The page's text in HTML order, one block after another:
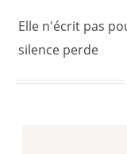
Elle n'écrit pas
silence perde